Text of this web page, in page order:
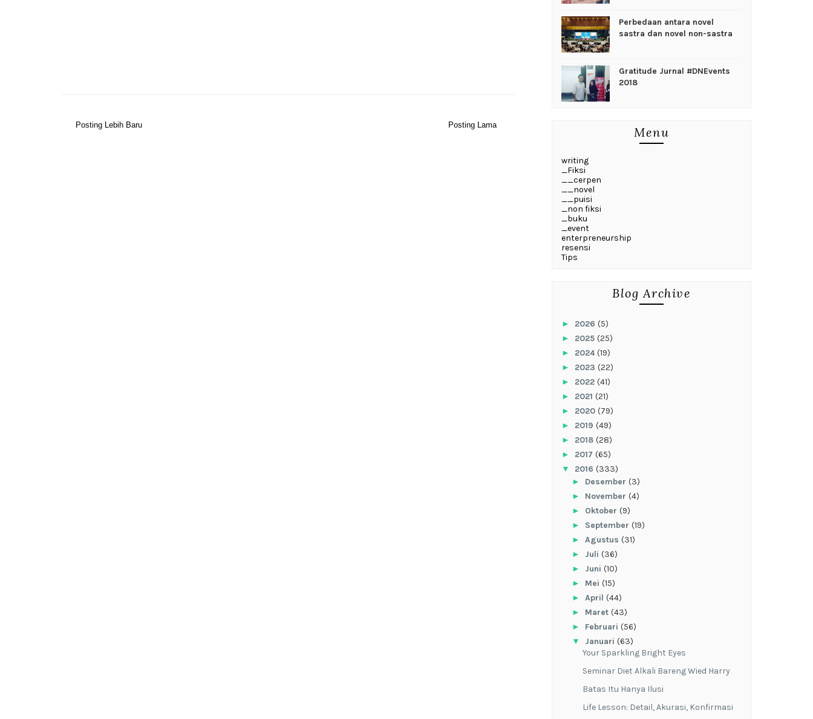
Posting Lebih Baru Posting Lama
Perbedaan antara novel
sastra dan novel non-sastra
Gratitude Jurnal #DNEvents
2018
Menu
writing
_Fiksi
__cerpen
__novel
__puisi
_non fiksi
_buku
_event
enterpreneurship
resensi
Tips
Blog Archive
► 2026 (5)
► 2025 (25)
► 2024(19)
► 2023 (22)
► 2022 (41)
► 2021 (21)
► 2020 (79)
► 2019 (49)
► 2018 (28)
► 2017 (65)
▼ 2016 (333)
► Desember (3)
► November (4)
► Oktober (9)
► September (19)
► Agustus (31)
► Juli (36)
► Juni (10)
► Mei (15)
► April (44)
► Maret (43)
► Februari (56)
▼ Januari (63)
Your Sparkling Bright Eyes
Seminar Diet Alkali Bareng Wied Harry
Batas Itu Hanya Ilusi
Life Lesson: Detail, Akurasi, Konfirmasi